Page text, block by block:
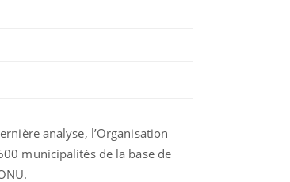
analyse, l’Organisation
municipalités de la base de